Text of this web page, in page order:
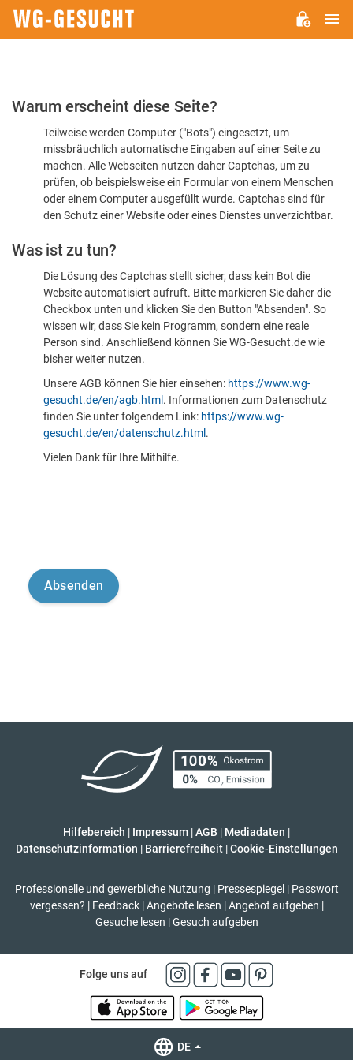
Bitte
dass
sind
Warum erscheint diese Seite?
Teilweise werden Computer ("Bots") eingesetzt, um
missbräuchlich automatische Eingaben auf einer Seite zu
machen. Alle Webseiten nutzen daher Captchas, um zu
prüfen, ob beispielsweise ein Formular von einem Menschen
oder einem Computer ausgefüllt wurde. Captchas sind für
den Schutz einer Website oder eines Dienstes unverzichtbar.
Was ist zu tun?
Die Lösung des Captchas stellt sicher, dass kein Bot die
Website automatisiert aufruft. Bitte markieren Sie daher die
Checkbox unten und klicken Sie den Button "Absenden". So
wissen wir, dass Sie kein Programm, sondern eine reale
Person sind. Anschließend können Sie WG-Gesucht.de wie
bisher weiter nutzen.
Unsere AGB können Sie hier einsehen: https://www.wg-
gesucht.de/en/agb.html . Informationen zum Datenschutz
finden Sie unter folgendem Link: https://www.wg-
gesucht.de/en/datenschutz.html .
Vielen Dank für Ihre Mithilfe.
Hilfebereich | Impressum |AGB | Mediadaten |
Datenschutzinformation | Barrierefreiheit | Cookie-Einstellungen
Professionelle und gewerbliche Nutzung | Pressespiegel | Passwort
vergessen? | Feedback | Angebote lesen | Angebot aufgeben |
Gesuche lesen | Gesuch aufgeben
Folge uns auf
DE